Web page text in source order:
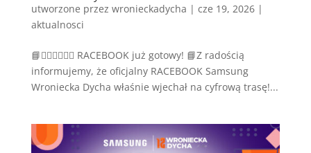
utworzone przez wronieckadycha | cze 19, 2026|
aktualnosci
📘🏊‍♂️🚴‍♀️🏃‍♂️ RACEBOOK już gotowy! 📘Z radością
informujemy, że oficjalny RACEBOOK Samsung
Wroniecka Dycha właśnie wjechał na cyfrową trasę!...